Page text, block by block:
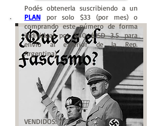
Podés obtenerla suscribiendo a un
PLAN
por solo $33 (por mes) o
comprando este número de forma
individual por $40 (USD 3.5 para
envio al exterior de la Rep.
Argentina).
VENDIDOS: 7